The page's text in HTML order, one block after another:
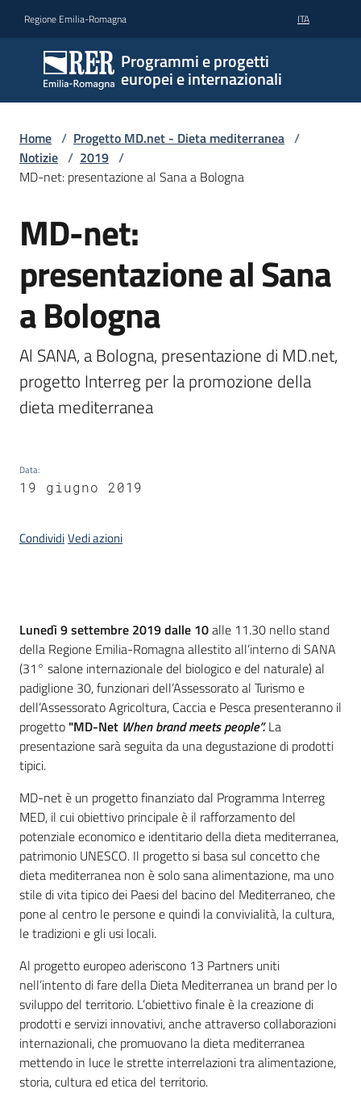
Regione Emilia-Romagna ITA
Programmi e progetti
europei e internazionali
Home / Progetto MD.net - Dieta mediterranea /
Notizie / 2019 /
MD-net: presentazione al Sana a Bologna
Salta al contenuto
MD-net:
presentazione al Sana
a Bologna
Al SANA, a Bologna, presentazione di MD.net,
progetto Interreg per la promozione della
dieta mediterranea
Data:
19 giugno 2019
CondividiVedi azioni
Introduzione
Lunedì 9 settembre 2019 dalle 10alle 11.30 nello stand
della Regione Emilia-Romagna allestito all’interno di SANA
(31° salone internazionale del biologico e del naturale) al
padiglione 30, funzionari dell’Assessorato al Turismo e
dell’Assessorato Agricoltura, Caccia e Pesca presenteranno il
progetto "MD-Net When brand meets people”.La
presentazione sarà seguita da una degustazione di prodotti
tipici.
MD-net è un progetto finanziato dal Programma Interreg
MED, il cui obiettivo principale è il rafforzamento del
potenziale economico e identitario della dieta mediterranea,
patrimonio UNESCO. Il progetto si basa sul concetto che
dieta mediterranea non è solo sana alimentazione, ma uno
stile di vita tipico dei Paesi del bacino del Mediterraneo, che
pone al centro le persone e quindi la convivialità, la cultura,
le tradizioni e gli usi locali.
Al progetto europeo aderiscono 13 Partners uniti
nell’intento di fare della Dieta Mediterranea un brand per lo
sviluppo del territorio. L’obiettivo finale è la creazione di
prodotti e servizi innovativi, anche attraverso collaborazioni
internazionali, che promuovano la dieta mediterranea
mettendo in luce le strette interrelazioni tra alimentazione,
storia, cultura ed etica del territorio.